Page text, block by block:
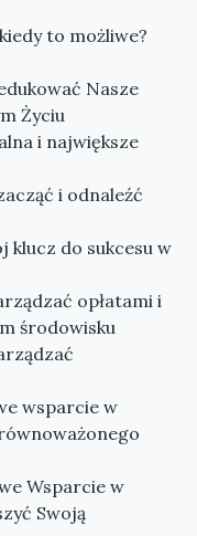
to możliwe?
Nasze
Życiu
i największe
i odnaleźć
klucz do sukcesu w
opłatami i
środowisku
wsparcie w
Wsparcie w
Swoją